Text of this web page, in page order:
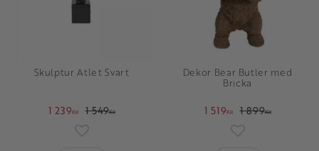
Skulptur Atlet Svart
1 239KR 1 549KR
Lägg till i favoriter
Dekor Bear Butler med
Bricka
1 519KR 1 899KR
Lägg till i